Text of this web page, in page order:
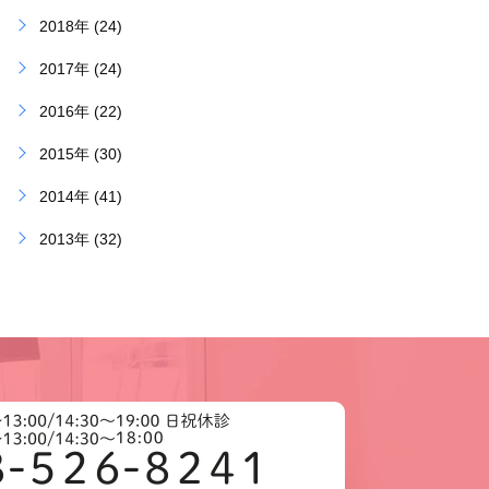
2018年 (24)
2017年 (24)
2016年 (22)
2015年 (30)
2014年 (41)
2013年 (32)